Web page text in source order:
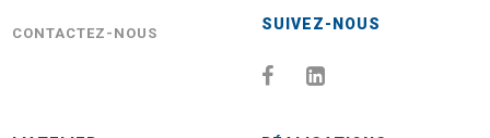
CONTACTEZ-NOUS
SUIVEZ-NOUS